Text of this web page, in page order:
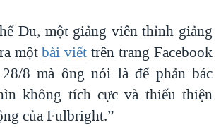
Du, một giảng viên thỉnh giảng
mộtbài viết trên trang Facebook
8 mà ông nói là để phản bác
không tích cực và thiếu thiện
của Fulbright.”